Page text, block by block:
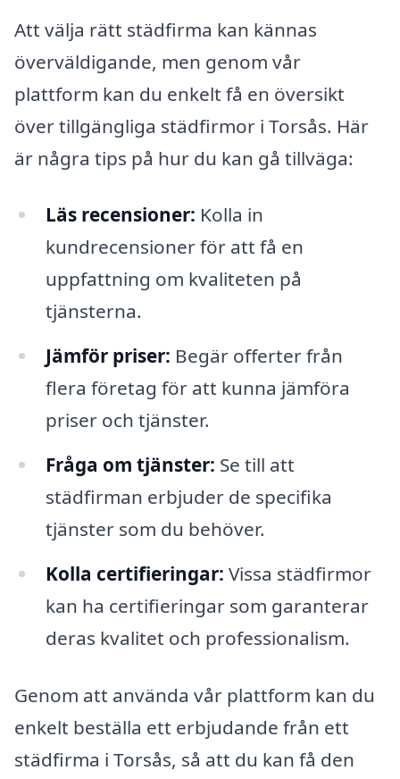
Att välja rätt städfirma kan kännas
överväldigande, men genom vår
plattform kan du enkelt få en översikt
över tillgängliga städfirmor i Torsås. Här
är några tips på hur du kan gå tillväga:
Läs recensioner: Kolla in
kundrecensioner för att få en
uppfattning om kvaliteten på
tjänsterna.
Jämför priser: Begär offerter från
flera företag för att kunna jämföra
priser och tjänster.
Fråga om tjänster: Se till att
städfirman erbjuder de specifika
tjänster som du behöver.
Kolla certifieringar: Vissa städfirmor
kan ha certifieringar som garanterar
deras kvalitet och professionalism.
Genom att använda vår plattform kan du
enkelt beställa ett erbjudande från ett
städfirma i Torsås, så att du kan få den